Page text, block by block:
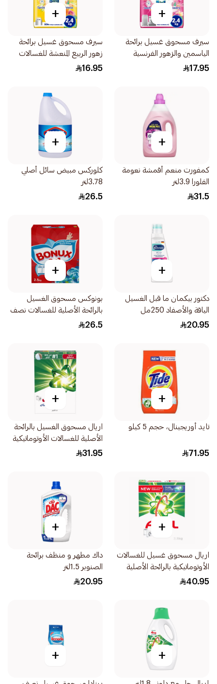
+
سيرف مسحوق غسيل برائحة
الياسمين والزهور الفرنسية
للغسالات ذات التحميل الأمامي
17.95
+
سيرف مسحوق غسيل برائحة
زهور الربيع المنعشة للغسالات
ذات التحميل العلوي 2.4كيلو
16.95
+
كمفورت منعم أقمشة نعومة
الفلورا 3.9لتر
31.5
+
كلوركس مبيض سائل أصلي
3.78لتر
26.5
+
دكتور بيكمان ما قبل الغسيل
الياقة والأصفاد 250مل
20.95
+
بونوكس مسحوق الغسيل
بالرائحة الأصلية للغسالات نصف
الأوتوماتيكية 2.5 كيلو
26.5
+
تايد أوريجينال، حجم 5 كيلو
71.95
+
اريال مسحوق الغسيل بالرائحة
الأصلية للغسالات الأوتوماتيكية
1.5 كيلو
31.95
+
اريال مسحوق غسيل للغسالات
الأوتوماتيكية بالرائحة الأصلية
2.5 كجم
40.95
+
داك مطهر و منظف برائحة
الصنوبر 1.5لتر
20.95
+
+